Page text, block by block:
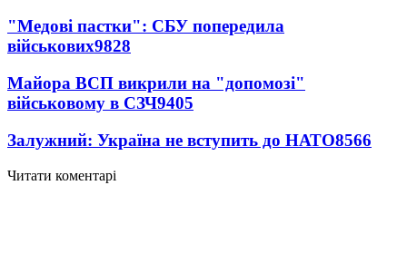
"Медові пастки": СБУ попередила
військових9828
Майора ВСП викрили на "допомозі"
військовому в СЗЧ9405
Залужний: Україна не вступить до НАТО8566
Читати коментарі